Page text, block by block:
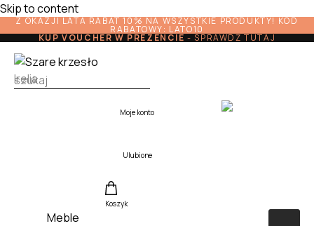
Skip to content
Z OKAZJI LATA RABAT 10% NA WSZYSTKIE PRODUKTY! KOD
RABATOWY: LATO10
KUP VOUCHER W PREZENCIE-SPRAWDŹ TUTAJ
Moje konto
Ulubione
Koszyk
Meble